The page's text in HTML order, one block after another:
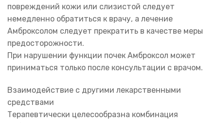
повреждений кожи или слизистой следует
немедленно обратиться к врачу, а лечение
Амброксолом следует прекратить в качестве меры
предосторожности.
При нарушении функции почек Амброксол может
приниматься только после консультации с врачом.
Взаимодействие с другими лекарственными
средствами
Терапевтически целесообразна комбинация